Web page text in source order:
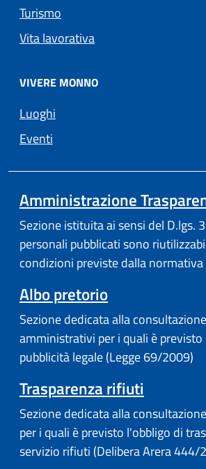
Turismo
Vita lavorativa
VIVERE MONNO
Luoghi
Eventi
Amministrazione
Sezione istituita ai sensi del D.lgs.
personali pubblicati sono
condizioni previste dalla
Albo pretorio
Sezione dedicata alla
amministrativi per i quali è
pubblicità legale (Legge 69/2009)
Trasparenza rifiuti
Sezione dedicata alla
per i quali è previsto l'obbligo di
servizio rifiuti (Delibera Arera 444/